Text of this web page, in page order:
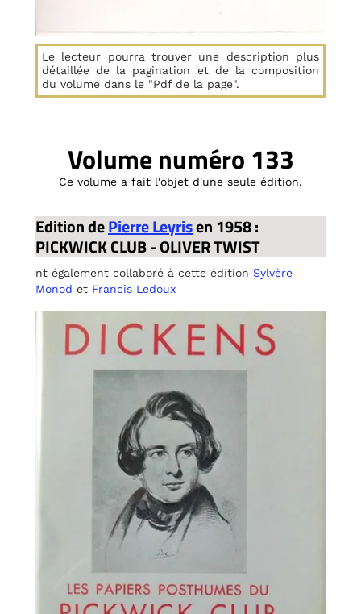
Volume numéro 133
Ce volume a fait l'objet d'une seule édition.
Edition dePierre Leyrisen 1958 :
PICKWICK CLUB - OLIVER TWIST
nt également collaboré à cette édition Sylvère
Monod et Francis Ledoux
Le lecteur pourra trouver une description plus
détaillée de la pagination et de la composition
du volume dans le "Pdf de la page".